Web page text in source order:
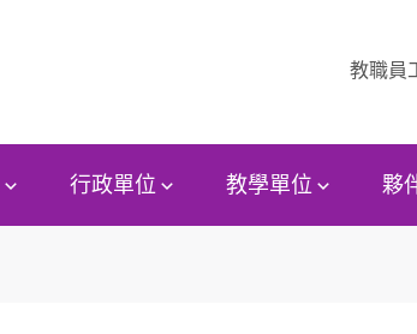
教職員
行政單位 教學單位 夥